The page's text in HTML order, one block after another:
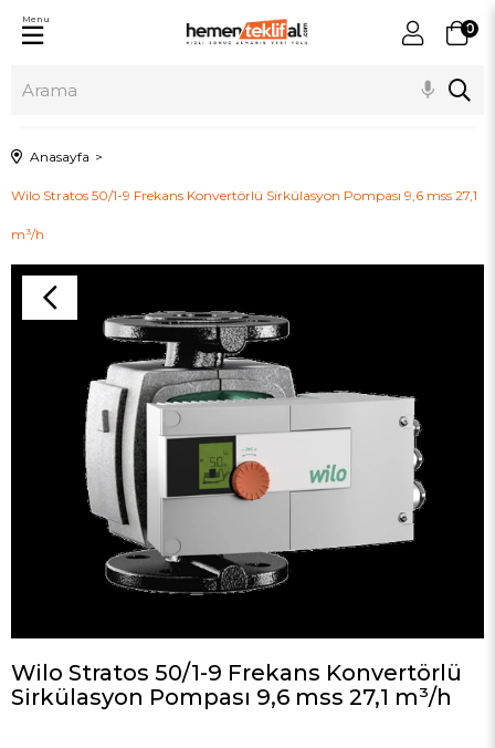
0
Menu
Anasayfa
Wilo Stratos 50/1-9 Frekans Konvertörlü Sirkülasyon Pompası 9,6 mss 27,1
m³/h
Wilo Stratos 50/1-9 Frekans Konvertörlü
Sirkülasyon Pompası 9,6 mss 27,1 m³/h